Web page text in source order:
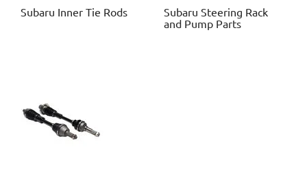
Subaru Inner Tie Rods Subaru Steering Rack
and Pump Parts